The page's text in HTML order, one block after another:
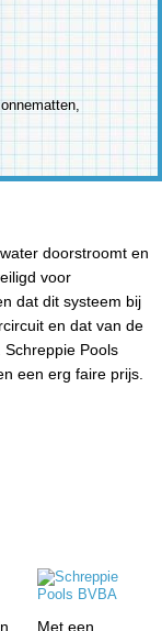
doorstroomt en
voor
dat dit systeem bij
en dat van de
Pools
een erg faire prijs.
Met een